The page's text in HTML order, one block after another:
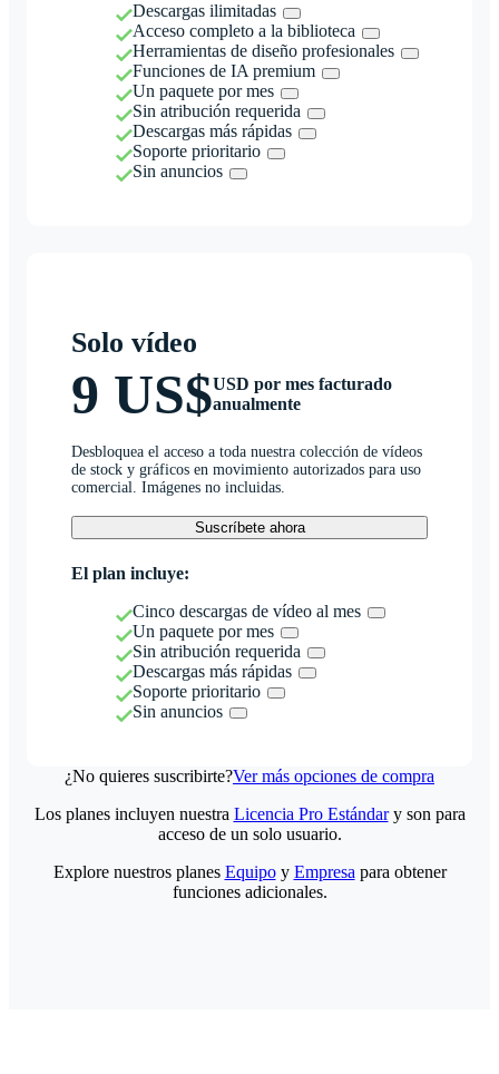
Descargas ilimitadas
Acceso completo a la biblioteca
Herramientas de diseño profesionales
Funciones de IA premium
Un paquete por mes
Sin atribución requerida
Descargas más rápidas
Soporte prioritario
Sin anuncios
Solo vídeo
9 US$USD por mes facturado
anualmente
Desbloquea el acceso a toda nuestra colección de vídeos
de stock y gráficos en movimiento autorizados para uso
comercial. Imágenes no incluidas.
Suscríbete ahora
El plan incluye:
Cinco descargas de vídeo al mes
Un paquete por mes
Sin atribución requerida
Descargas más rápidas
Soporte prioritario
Sin anuncios
¿No quieres suscribirte?Ver más opciones de compra
Los planes incluyen nuestra Licencia Pro Estándary son para
acceso de un solo usuario.
Explore nuestros planes Equipoy Empresa para obtener
funciones adicionales.